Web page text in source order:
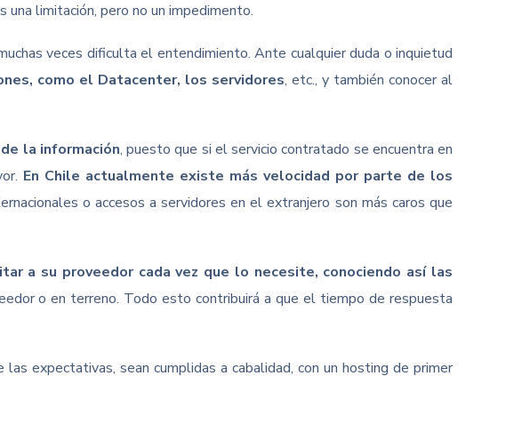
una limitación, pero no un impedimento.
veces dificulta el entendimiento. Ante cualquier duda o inquietud
como el Datacenter, los servidores, etc., y también conocer al
la información, puesto que si el servicio contratado se encuentra en
En Chile actualmente existe más velocidad por parte de los
o accesos a servidores en el extranjero son más caros que
a su proveedor cada vez que lo necesite, conociendo así las
o en terreno. Todo esto contribuirá a que el tiempo de respuesta
expectativas, sean cumplidas a cabalidad, con un hosting de primer